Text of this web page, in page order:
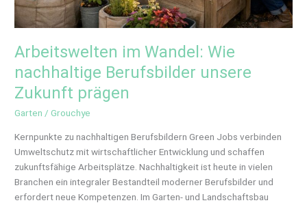
Arbeitswelten im Wandel: Wie
nachhaltige Berufsbilder unsere
Zukunft prägen
Garten /Grouchye
Kernpunkte zu nachhaltigen Berufsbildern Green Jobs verbinden
Umweltschutz mit wirtschaftlicher Entwicklung und schaffen
zukunftsfähige Arbeitsplätze. Nachhaltigkeit ist heute in vielen
Branchen ein integraler Bestandteil moderner Berufsbilder und
erfordert neue Kompetenzen. Im Garten- und Landschaftsbau